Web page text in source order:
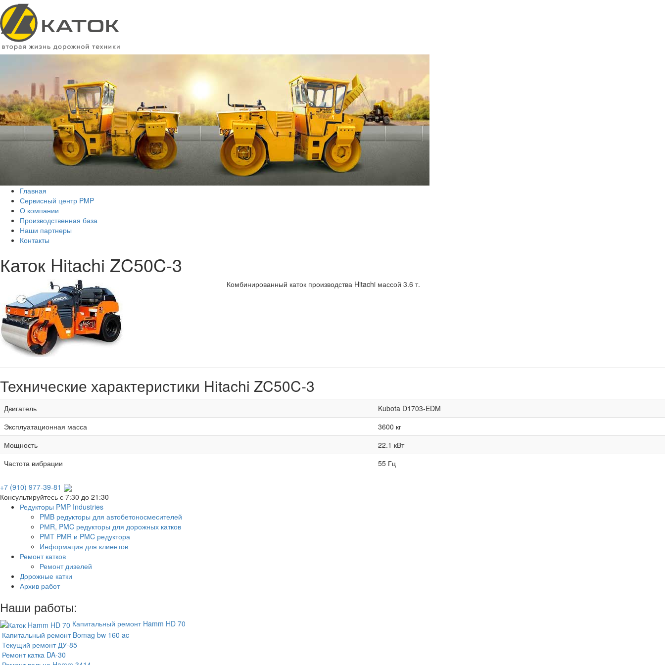
Главная
Сервисный центр PMP
О компании
Производственная база
Наши партнеры
Контакты
Каток Hitachi ZC50C-3
Комбинированный каток производства Hitachi массой 3.6 т.
Технические характеристики Hitachi ZC50C-3
Двигатель
Kubota D1703-EDM
Эксплуатационная масса
3600 кг
Мощность
22.1 кВт
Частота вибрации
55 Гц
+7 (910) 977-39-81
Консультируйтесь с 7:30 до 21:30
Редукторы PMP Industries
PMB редукторы для автобетоносмесителей
РМR, PMC редукторы для дорожных катков
PMT PMR и PMC редуктора
Информация для клиентов
Ремонт катков
Ремонт дизелей
Дорожные катки
Архив работ
Наши работы:
Капитальный ремонт Hamm HD 70
Капитальный ремонт Bomag bw 160 ac
Текущий ремонт ДУ-85
Ремонт катка DA-30